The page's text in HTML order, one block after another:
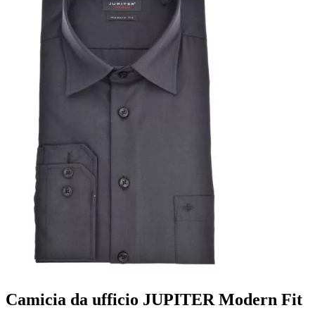
Camicia da ufficio JUPITER Modern Fit